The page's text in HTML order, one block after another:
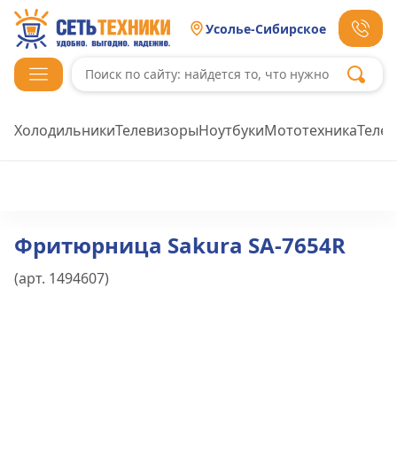
Усолье-Сибирское
ХолодильникиТелевизорыНоутбукиМототехника
Фритюрница Sakura SA-7654R
(арт. 1494607)